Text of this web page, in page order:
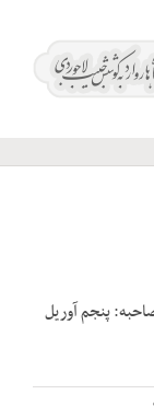
پنجم آوریل